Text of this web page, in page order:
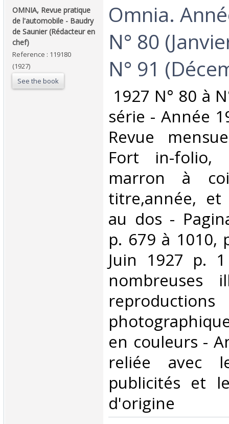
‎OMNIA, Revue pratique
de l'automobile - Baudry
de Saunier (Rédacteur en
chef)‎
Reference : 119180
(1927)
See the book
‎Omnia.
N° 80
N° 91
1927 N° 80 à
série - Année
Revue
Fort in-folio,
marron à
titre,année,
au dos -
p. 679 à 1010,
Juin 1927 p.
nombreuses
reproductions
en couleurs -
reliée avec
publicités et
d'origine‎